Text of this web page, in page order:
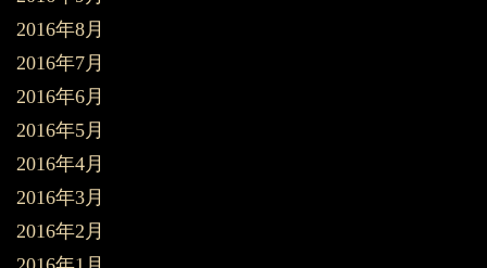
2016年8月
2016年7月
2016年6月
2016年5月
2016年4月
2016年3月
2016年2月